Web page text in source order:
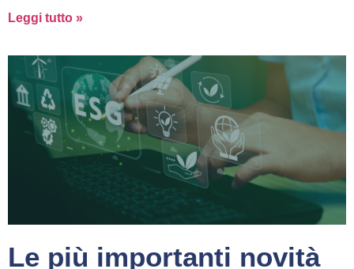
Leggi tutto »
Le più importanti novità